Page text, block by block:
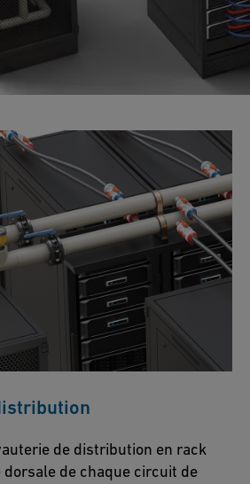
de distribution en rack
dorsale de chaque circuit de